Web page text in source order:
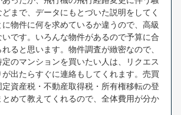
まで、データにもとづいた説明をしてく
物件に何を求めているか違うので、高級
です。いろんな物件があるので予算に合
ると思います。物件調査が緻密なので、
のマンションを買いたい人は、リクエス
が出たらすぐに連絡もしてくれます。売買
資産税・不動産取得税・所有権移転の登
めて教えてくれるので、全体費用が分か